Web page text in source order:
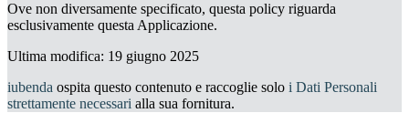
Ove non diversamente specificato, questa policy riguarda
esclusivamente questa Applicazione.
Ultima modifica: 19 giugno 2025
iubenda ospita questo contenuto e raccoglie solo i Dati Personali
strettamente necessari alla sua fornitura.